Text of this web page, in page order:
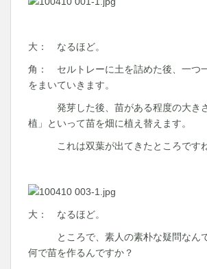
大： なるほど。
角： セルトレーに土を詰めた後、一つ
をまいていきます。
発芽した後、苗がある程度の大きさ
植」といって苗を畑に植え替えます。
これは双葉が出てきたところですね
大： なるほど。
ところで、素人の素朴な疑問なんで
何で苗を作るんですか？